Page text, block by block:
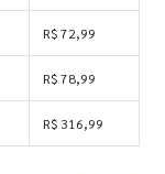
R$ 72,99
R$ 78,99
R$ 316,99